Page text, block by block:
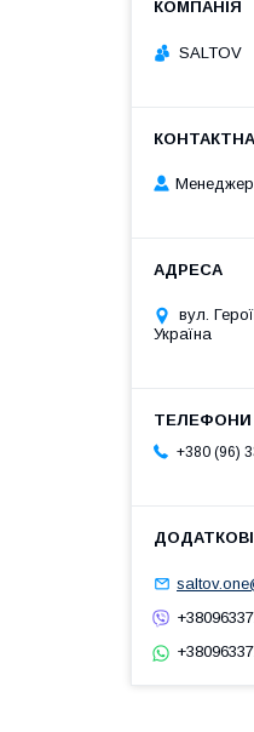
SALTOV
Менеджер
вул.
Україна
+380 (96)